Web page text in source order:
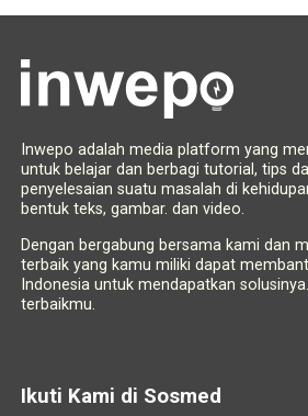
Inwepo adalah media platform yang
untuk belajar dan berbagi tutorial, tips
penyelesaian suatu masalah di
bentuk teks, gambar. dan video.
Dengan bergabung bersama kami dan
terbaik yang kamu miliki dapat
Indonesia untuk mendapatkan
terbaikmu.
Ikuti Kami di Sosmed